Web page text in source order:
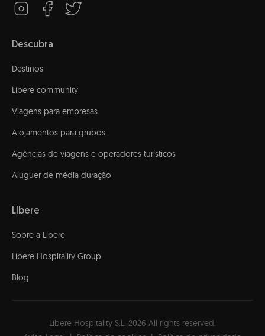
Descubra
Destinos
Líbere community
Viagens para empresas
Alojamentos para grupos
Agências de viagens e operadores turísticos
Aluguer de média duração
Líbere
Sobre a Líbere
Líbere Hospitality Group
Blog
Líbere Hospitality S.L. 2026 All rights reserved.